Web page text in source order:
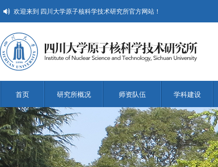
欢迎来到 四川大学原子核科学技术研究所官方网站！
首页 研究所概况 师资队伍 学科建设